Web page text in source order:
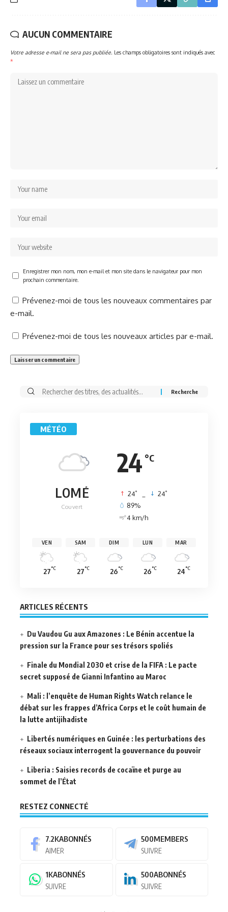
AUCUN COMMENTAIRE
Votre adresse e-mail ne sera pas publiée. Les champs obligatoires sont indiqués avec
*
Enregistrer mon nom, mon e-mail et mon site dans le navigateur pour mon
prochain commentaire.
Prévenez-moi de tous les nouveaux commentaires par
e-mail.
Prévenez-moi de tous les nouveaux articles par e-mail.
Rechercher:
MÉTÉO
24 °C
LOMÉ
Couvert
24° 24°
89%
4 km/h
VEN
27°C
SAM
27°C
DIM
26°C
LUN
26°C
MAR
24°C
ARTICLES RÉCENTS
Du Vaudou Gu aux Amazones : Le Bénin accentue la
pression sur la France pour ses trésors spoliés
Finale du Mondial 2030 et crise de la FIFA : Le pacte
secret supposé de Gianni Infantino au Maroc
Mali : l’enquête de Human Rights Watch relance le
débat sur les frappes d’Africa Corps et le coût humain de
la lutte antijihadiste
Libertés numériques en Guinée : les perturbations des
réseaux sociaux interrogent la gouvernance du pouvoir
Liberia : Saisies records de cocaïne et purge au
sommet de l’État
RESTEZ CONNECTÉ
7.2KABONNÉS
AIMER
500MEMBERS
SUIVRE
1KABONNÉS
SUIVRE
500ABONNÉS
SUIVRE